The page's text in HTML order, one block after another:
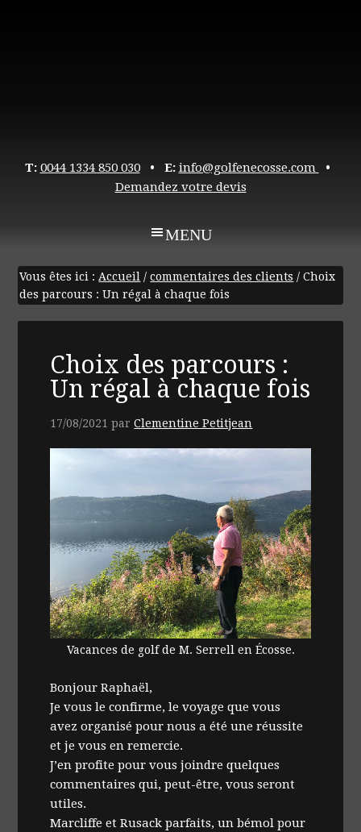
T: 0044 1334 850 030• E: info@golfenecosse.com
•
Demandez votre devis
Vous êtes ici :Accueil / commentaires des clients / Choix
des parcours : Un régal à chaque fois
Choix des parcours :
Un régal à chaque fois
17/08/2021 parClementine Petitjean
Vacances de golf de M. Serrell en Écosse.
Bonjour Raphaël,
Je vous le confirme, le voyage que vous
avez organisé pour nous a été une réussite
et je vous en remercie.
J’en profite pour vous joindre quelques
commentaires qui, peut-être, vous seront
utiles.
Marcliffe et Rusack parfaits, un bémol pour